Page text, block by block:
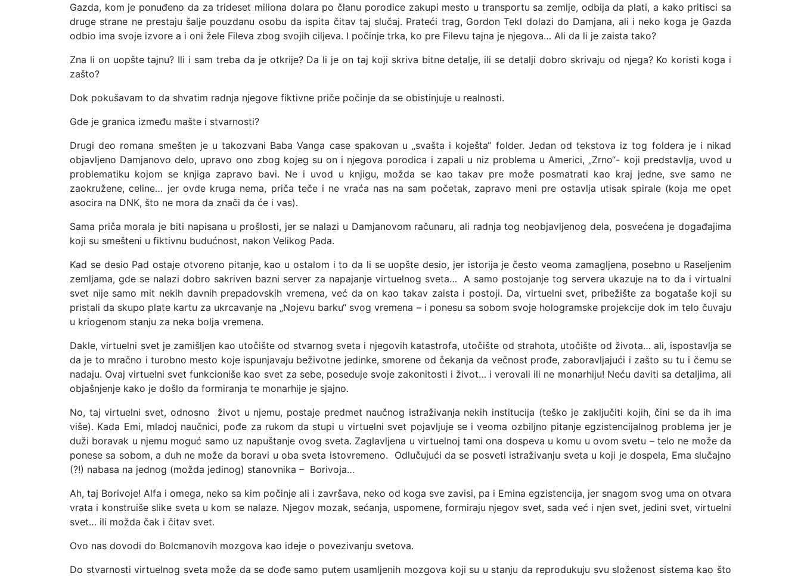
Gazda, kom je ponuđeno da za trideset miliona dolara po članu porodice zakupi mesto u transportu sa zemlje, odbija da plati, a kako pritisci sa
druge strane ne prestaju šalje pouzdanu osobu da ispita čitav taj slučaj. Prateći trag, Gordon Tekl dolazi do Damjana, ali i neko koga je Gazda
odbio ima svoje izvore a i oni žele Fileva zbog svojih ciljeva. I počinje trka, ko pre Filevu tajna je njegova… Ali da li je zaista tako?
Zna li on uopšte tajnu? Ili i sam treba da je otkrije? Da li je on taj koji skriva bitne detalje, ili se detalji dobro skrivaju od njega? Ko koristi koga i
zašto?
Dok pokušavam to da shvatim radnja njegove fiktivne priče počinje da se obistinjuje u realnosti.
Gde je granica između mašte i stvarnosti?
Drugi deo romana smešten je u takozvani Baba Vanga case spakovan u „svašta i koješta“ folder. Jedan od tekstova iz tog foldera je i nikad
objavljeno Damjanovo delo, upravo ono zbog kojeg su on i njegova porodica i zapali u niz problema u Americi, „Zrno“- koji predstavlja, uvod u
problematiku kojom se knjiga zapravo bavi. Ne i uvod u knjigu, možda se kao takav pre može posmatrati kao kraj jedne, sve samo ne
zaokružene, celine… jer ovde kruga nema, priča teče i ne vraća nas na sam početak, zapravo meni pre ostavlja utisak spirale (koja me opet
asocira na DNK, što ne mora da znači da će i vas).
Sama priča morala je biti napisana u prošlosti, jer se nalazi u Damjanovom računaru, ali radnja tog neobjavljenog dela, posvećena je događajima
koji su smešteni u fiktivnu budućnost, nakon Velikog Pada.
Kad se desio Pad ostaje otvoreno pitanje, kao u ostalom i to da li se uopšte desio, jer istorija je često veoma zamagljena, posebno u Raseljenim
zemljama, gde se nalazi dobro sakriven bazni server za napajanje virtuelnog sveta… A samo postojanje tog servera ukazuje na to da i virtualni
svet nije samo mit nekih davnih prepadovskih vremena, već da on kao takav zaista i postoji. Da, virtuelni svet, pribežište za bogataše koji su
pristali da skupo plate kartu za ukrcavanje na „Nojevu barku“ svog vremena – i ponesu sa sobom svoje hologramske projekcije dok im telo čuvaju
u kriogenom stanju za neka bolja vremena.
Dakle, virtuelni svet je zamišljen kao utočište od stvarnog sveta i njegovih katastrofa, utočište od strahota, utočište od života… ali, ispostavlja se
da je to mračno i turobno mesto koje ispunjavaju beživotne jedinke, smorene od čekanja da večnost prođe, zaboravljajući i zašto su tu i čemu se
nadaju. Ovaj virtuelni svet funkcioniše kao svet za sebe, poseduje svoje zakonitosti i život… i verovali ili ne monarhiju! Neću daviti sa detaljima, ali
objašnjenje kako je došlo da formiranja te monarhije je sjajno.
No, taj virtuelni svet, odnosno život u njemu, postaje predmet naučnog istraživanja nekih institucija (teško je zaključiti kojih, čini se da ih ima
više). Kada Emi, mladoj naučnici, pođe za rukom da stupi u virtuelni svet pojavljuje se i veoma ozbiljno pitanje egzistencijalnog problema jer je
duži boravak u njemu moguć samo uz napuštanje ovog sveta. Zaglavljena u virtuelnoj tami ona dospeva u komu u ovom svetu – telo ne može da
ponese sa sobom, a duh ne može da boravi u oba sveta istovremeno. Odlučujući da se posveti istraživanju sveta u koji je dospela, Ema slučajno
(?!) nabasa na jednog (možda jedinog) stanovnika – Borivoja…
Ah, taj Borivoje! Alfa i omega, neko sa kim počinje ali i završava, neko od koga sve zavisi, pa i Emina egzistencija, jer snagom svog uma on otvara
vrata i konstruiše slike sveta u kom se nalaze. Njegov mozak, sećanja, uspomene, formiraju njegov svet, sada već i njen svet, jedini svet, virtuelni
svet… ili možda čak i čitav svet.
Ovo nas dovodi do Bolcmanovih mozgova kao ideje o povezivanju svetova.
Do stvarnosti virtuelnog sveta može da se dođe samo putem usamljenih mozgova koji su u stanju da reprodukuju svu složenost sistema kao što